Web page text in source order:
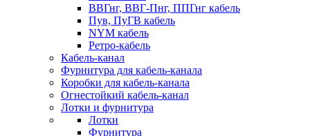
ВВГнг, ВВГ-Пнг, ППГнг кабель
Пув, ПуГВ кабель
NYM кабель
Ретро-кабель
Кабель-канал
Фурнитура для кабель-канала
Коробки для кабель-канала
Огнестойкий кабель-канал
Лотки и фурнитура
Лотки
Фурнитура